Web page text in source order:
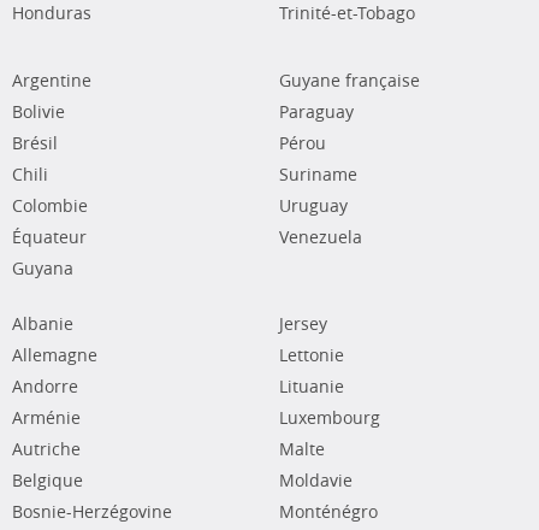
Honduras
Trinité-et-Tobago
Argentine
Bolivie
Brésil
Chili
Colombie
Équateur
Guyana
Guyane française
Paraguay
Pérou
Suriname
Uruguay
Venezuela
Albanie
Allemagne
Andorre
Arménie
Autriche
Belgique
Bosnie-Herzégovine
Jersey
Lettonie
Lituanie
Luxembourg
Malte
Moldavie
Monténégro